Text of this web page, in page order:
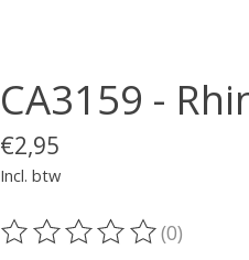
CA3159 -
€2,95
Incl. btw
De beoordeling van dit
(0)